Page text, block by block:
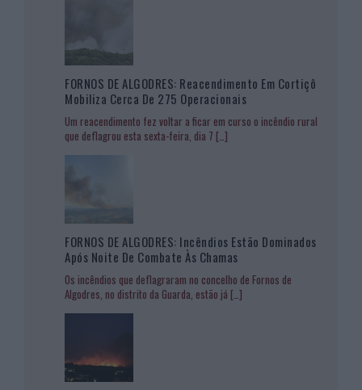
FORNOS DE ALGODRES: Reacendimento Em Cortiçô
Mobiliza Cerca De 275 Operacionais
Um reacendimento fez voltar a ficar em curso o incêndio rural
que deflagrou esta sexta-feira, dia 7 […]
FORNOS DE ALGODRES: Incêndios Estão Dominados
Após Noite De Combate Às Chamas
Os incêndios que deflagraram no concelho de Fornos de
Algodres, no distrito da Guarda, estão já […]